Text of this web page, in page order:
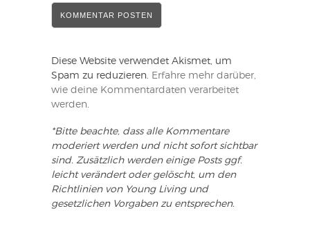
Diese Website verwendet Akismet, um
Spam zu reduzieren.
Erfahre mehr darüber,
wie deine Kommentardaten verarbeitet
werden
*Bitte beachte, dass alle Kommentare
moderiert werden und nicht sofort sichtbar
sind. Zusätzlich werden einige Posts ggf.
leicht verändert oder gelöscht, um den
Richtlinien von Young Living und
gesetzlichen Vorgaben zu entsprechen.